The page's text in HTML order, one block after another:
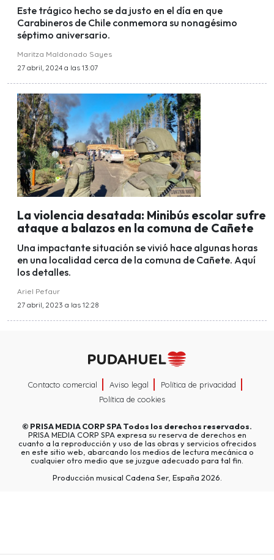
Este trágico hecho se da justo en el día en que
Carabineros de Chile conmemora su nonagésimo
séptimo aniversario.
Maritza Maldonado Sayes
27 abril, 2024 a las 13:07
La violencia desatada: Minibús escolar sufre
ataque a balazos en la comuna de Cañete
Una impactante situación se vivió hace algunas horas
en una localidad cerca de la comuna de Cañete. Aquí
los detalles.
Ariel Pefaur
27 abril, 2023 a las 12:28
Contacto comercial Aviso legal
Política de privacidad
Política de cookies
© PRISA MEDIA CORP SPATodos los derechos reservados.
PRISA MEDIA CORP SPA expresa su reserva de derechos en
cuanto a la reproducción y uso de las obras y servicios ofrecidos
en este sitio web, abarcando los medios de lectura mecánica o
cualquier otro medio que se juzgue adecuado para tal fin.
Producción musical Cadena Ser, España 2026.